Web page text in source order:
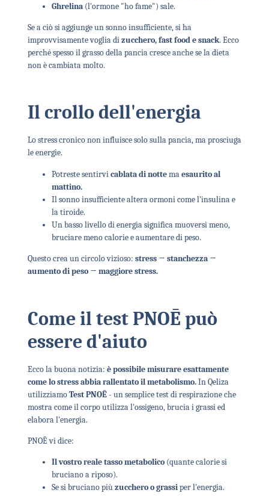
Ghrelina(l'ormone "ho fame") sale.
Se a ciò si aggiunge un sonno insufficiente, si ha
improvvisamente voglia dizucchero, fast food e snack. Ecco
perché spesso il grasso della pancia cresce anche se la dieta
non è cambiata molto.
Il crollo dell'energia
Lo stress cronico non influisce solo sulla pancia, ma prosciuga
le energie.
Potreste sentirvicablata di nottemaesaurito al
mattino.
Il sonno insufficiente altera ormoni come l'insulina e
la tiroide.
Un basso livello di energia significa muoversi meno,
bruciare meno calorie e aumentare di peso.
Questo crea un circolo vizioso: stress → stanchezza →
aumento di peso → maggiore stress.
Come il test PNOĒ può
essere d'aiuto
Ecco la buona notizia: è possibile misurare esattamente
come lo stress abbia rallentato il metabolismo.In Qeliza
utilizziamoTest PNOĒ- un semplice test di respirazione che
mostra come il corpo utilizza l'ossigeno, brucia i grassi ed
elabora l'energia.
PNOĒ vi dice:
Il vostro reale tasso metabolico(quante calorie si
bruciano a riposo).
Se si bruciano piùzucchero o grassiper l'energia.